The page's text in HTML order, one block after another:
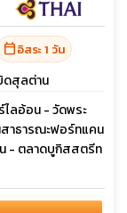
calendar_todayอิสระ 1 วัน
ดสุลต่าน
ไลอ้อน - วัดพระ
สาธารณะฟอร์ทแคน
- ตลาดบูกิสสตรีท